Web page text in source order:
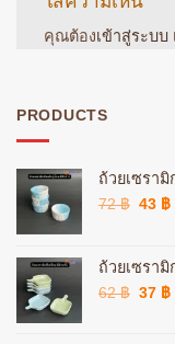
คุณต้องเข้าสู่ระบบ
PRODUCTS
ถ้วยเซรา
72฿
72 ฿.
43 ฿
ถ้วยเซรา
62฿ 37 ฿